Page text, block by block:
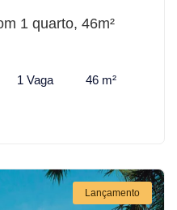
1 quarto, 46m²
1 Vaga 46 m²
Lançamento